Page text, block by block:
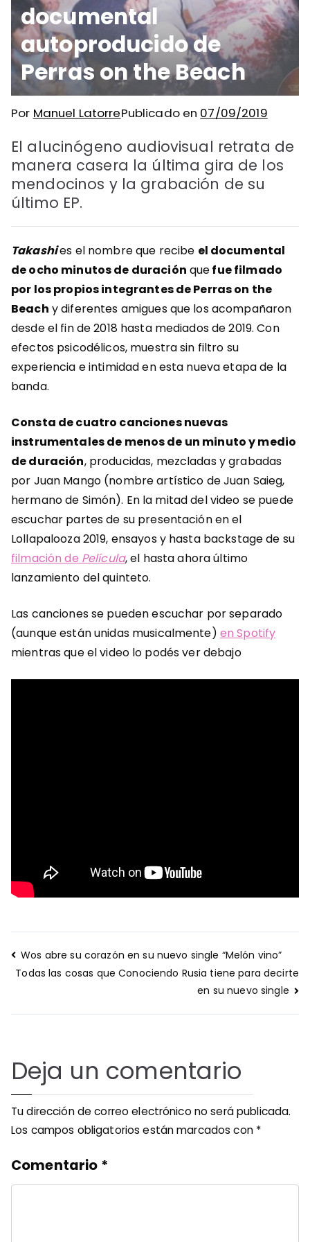
documental
autoproducido de
Perras on the Beach
Por Manuel LatorrePublicado en 07/09/2019
El alucinógeno audiovisual retrata de
manera casera la última gira de los
mendocinos y la grabación de su
último EP.
Takashies el nombre que recibe el documental
de ocho minutos de duración quefue filmado
por los propios integrantes de Perras on the
Beach y diferentes amigues que los acompañaron
desde el fin de 2018 hasta mediados de 2019. Con
efectos psicodélicos, muestra sin filtro su
experiencia e intimidad en esta nueva etapa de la
banda.
Consta de cuatro canciones nuevas
instrumentales de menos de un minuto y medio
de duración, producidas, mezcladas y grabadas
por Juan Mango (nombre artístico de Juan Saieg,
hermano de Simón). En la mitad del video se puede
escuchar partes de su presentación en el
Lollapalooza 2019, ensayos y hasta backstage de su
filmación de Película, el hasta ahora último
lanzamiento del quinteto.
Las canciones se pueden escuchar por separado
(aunque están unidas musicalmente) en Spotify
mientras que el video lo podés ver debajo
Navegación
de
Wos abre su corazón en su nuevo single “Melón vino”
Todas las cosas que Conociendo Rusia tiene para decirte
en su nuevo single
Deja un comentario
Tu dirección de correo electrónico no será publicada.
Los campos obligatorios están marcados con *
Comentario *